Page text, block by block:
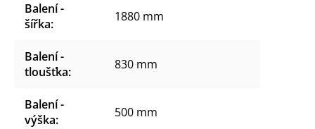
Balení -
šířka: 1880 mm
Balení -
tloušťka: 830 mm
Balení -
výška: 500 mm